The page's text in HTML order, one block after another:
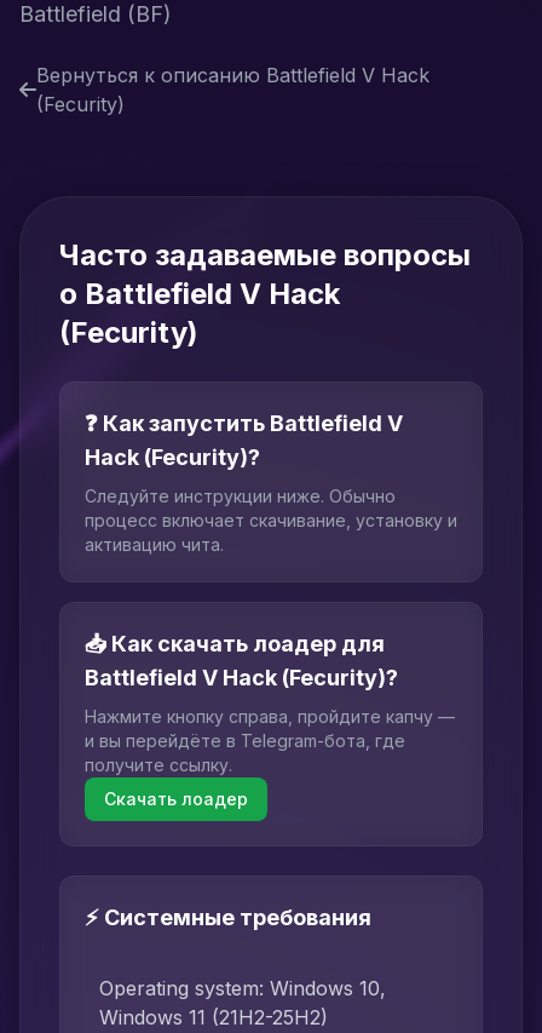
Battlefield (BF)
Вернуться к описанию Battlefield V Hack
(Fecurity)
Часто задаваемые вопросы
о Battlefield V Hack
(Fecurity)
❓ Как запустить Battlefield V
Hack (Fecurity)?
Следуйте инструкции ниже. Обычно
процесс включает скачивание, установку и
активацию чита.
📥 Как скачать лоадер для
Battlefield V Hack (Fecurity)?
Нажмите кнопку справа, пройдите капчу —
и вы перейдёте в Telegram-бота, где
получите ссылку.
Скачать лоадер
⚡ Системные требования
Operating system: Windows 10,
Windows 11 (21H2-25H2)